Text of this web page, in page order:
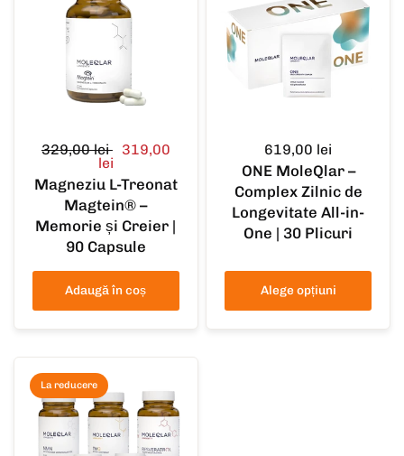
329,00 lei 319,00
lei
Magneziu L-Treonat
Magtein® –
Memorie și Creier |
90 Capsule
Adaugă în coș
619,00 lei
ONE MoleQlar –
Complex Zilnic de
Longevitate All-in-
One | 30 Plicuri
Alege opțiuni
La reducere